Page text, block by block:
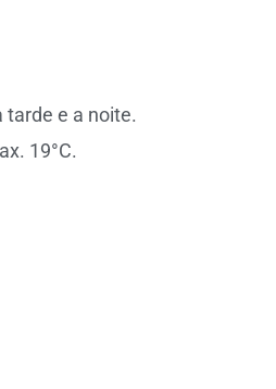
tarde e a noite.
19°C.